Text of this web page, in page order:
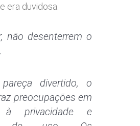
era duvidosa.
não desenterrem o
divertido, o
preocupações em
à privacidade e